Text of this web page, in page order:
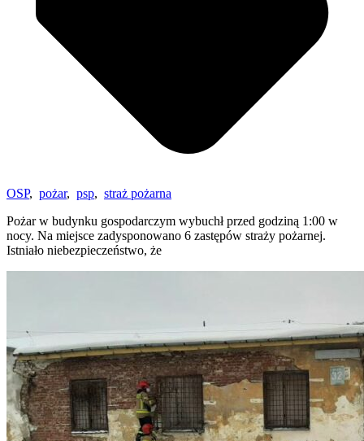
OSP, pożar, psp, straż pożarna
Pożar w budynku gospodarczym wybuchł przed godziną 1:00 w
nocy. Na miejsce zadysponowano 6 zastępów straży pożarnej.
Istniało niebezpieczeństwo, że